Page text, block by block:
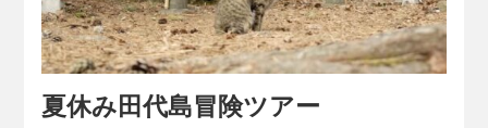
夏休み田代島冒険ツアー